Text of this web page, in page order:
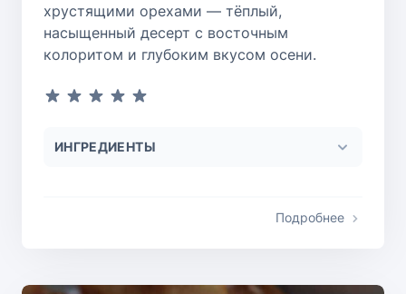
хрустящими орехами — тёплый,
насыщенный десерт с восточным
колоритом и глубоким вкусом осени.
ИНГРЕДИЕНТЫ
Подробнее